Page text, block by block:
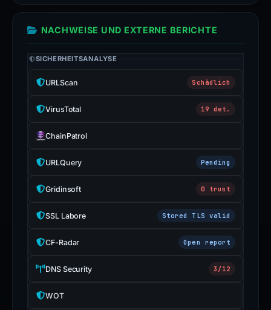
NACHWEISE UND EXTERNE BERICHTE
SICHERHEITSANALYSE
URLScan Schädlich
VirusTotal 19 det.
ChainPatrol
URLQuery Pending
Gridinsoft 0 trust
SSL Labore Stored TLS valid
CF-Radar Open report
DNS Security 3/12
WOT